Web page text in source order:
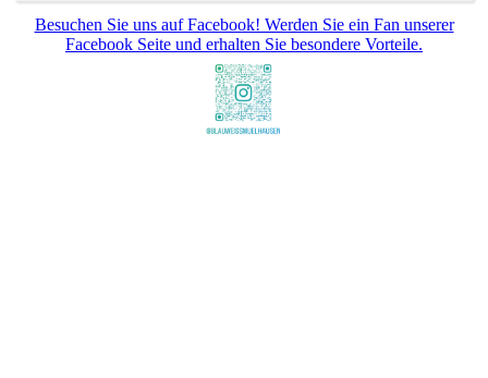
Besuchen Sie uns auf Facebook! Werden Sie ein Fan unserer
Facebook Seite und erhalten Sie besondere Vorteile.